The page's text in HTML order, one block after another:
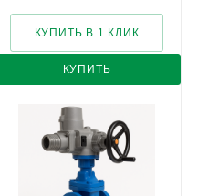
КУПИТЬ
КУПИТЬ В 1 КЛИК